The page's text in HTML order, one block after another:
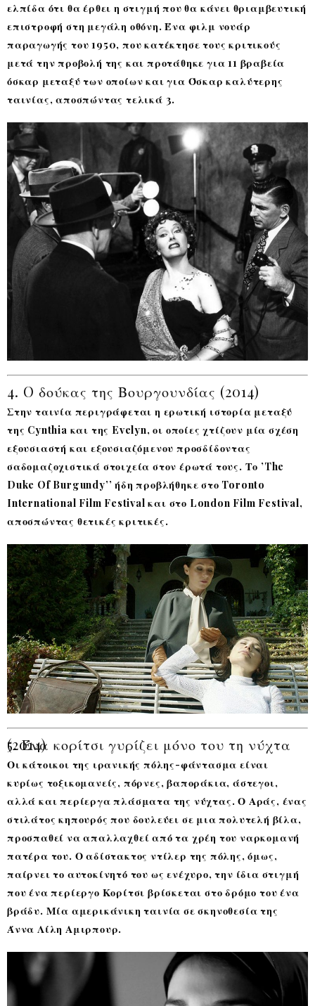
ελπίδα ότι θα έρθει η στιγμή που θα κάνει θριαμβευτική
επιστροφή στη μεγάλη οθόνη. Ένα φιλμ νουάρ
παραγωγής του 1950, που κατέκτησε τους κριτικούς
μετά την προβολή της και προτάθηκε για 11 βραβεία
όσκαρ μεταξύ των οποίων και για Όσκαρ καλύτερης
ταινίας, αποσπώντας τελικά 3.
4. O δούκας της Βουργουνδίας (2014)
Στην ταινία περιγράφεται η ερωτική ιστορία μεταξύ
της Cynthia και της Evelyn, οι οποίες χτίζουν μία σχέση
εξουσιαστή και εξουσιαζόμενου προσδίδοντας
σαδομαζοχιστικά στοιχεία στον έρωτά τους. Το ’The
Duke Of Burgundy’’ ήδη προβλήθηκε στο Toronto
International Film Festival και στο London Film Festival,
αποσπώντας θετικές κριτικές.
5. Ένα κορίτσι γυρίζει μόνο του τη νύχτα (2014)
Οι κάτοικοι της ιρανικής πόλης-φάντασμα είναι
κυρίως τοξικομανείς, πόρνες, βαποράκια, άστεγοι,
αλλά και περίεργα πλάσματα της νύχτας. Ο Αράς, ένας
στιλάτος κηπουρός που δουλεύει σε μια πολυτελή βίλα,
προσπαθεί να απαλλαχθεί από τα χρέη του ναρκομανή
πατέρα του. Ο αδίστακτος ντίλερ της πόλης, όμως,
παίρνει το αυτοκίνητό του ως ενέχυρο, την ίδια στιγμή
που ένα περίεργο Κορίτσι βρίσκεται στο δρόμο του ένα
βράδυ. Μία αμερικάνικη ταινία σε σκηνοθεσία της
Άννα Λίλη Αμιρπουρ.